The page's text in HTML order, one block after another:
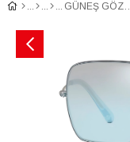
GÜNEŞ GÖZLÜĞÜ